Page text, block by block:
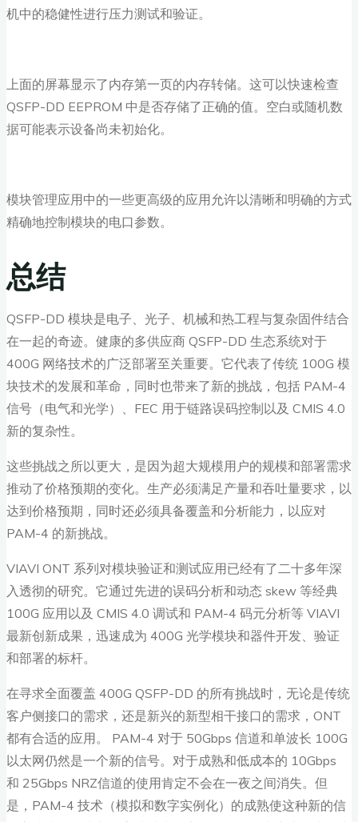
机中的稳健性进行压力测试和验证。
上面的屏幕显示了内存第一页的内存转储。这可以快速检查
QSFP-DD EEPROM 中是否存储了正确的值。空白或随机数
据可能表示设备尚未初始化。
模块管理应用中的一些更高级的应用允许以清晰和明确的方式
精确地控制模块的电口参数。
总结
QSFP-DD 模块是电子、光子、机械和热工程与复杂固件结合
在一起的奇迹。健康的多供应商 QSFP-DD 生态系统对于
400G 网络技术的广泛部署至关重要。它代表了传统 100G 模
块技术的发展和革命，同时也带来了新的挑战，包括 PAM-4
信号（电气和光学）、FEC 用于链路误码控制以及 CMIS 4.0
新的复杂性。
这些挑战之所以更大，是因为超大规模用户的规模和部署需求
推动了价格预期的变化。生产必须满足产量和吞吐量要求，以
达到价格预期，同时还必须具备覆盖和分析能力，以应对
PAM-4 的新挑战。
VIAVI ONT 系列对模块验证和测试应用已经有了二十多年深
入透彻的研究。它通过先进的误码分析和动态 skew 等经典
100G 应用以及 CMIS 4.0 调试和 PAM-4 码元分析等 VIAVI
最新创新成果，迅速成为 400G 光学模块和器件开发、验证
和部署的标杆。
在寻求全面覆盖 400G QSFP-DD 的所有挑战时，无论是传统
客户侧接口的需求，还是新兴的新型相干接口的需求，ONT
都有合适的应用。 PAM-4 对于 50Gbps 信道和单波长 100G
以太网仍然是一个新的信号。对于成熟和低成本的 10Gbps
和 25Gbps NRZ信道的使用肯定不会在一夜之间消失。但
是，PAM-4 技术（模拟和数字实例化）的成熟使这种新的信